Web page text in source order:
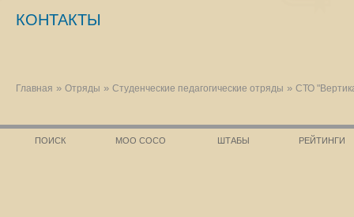
КОНТАКТЫ
Главная » Отряды » Студенческие педагогические отряды » СТО
ПОИСК МОО СОСО ШТАБЫ РЕЙТИНГИ